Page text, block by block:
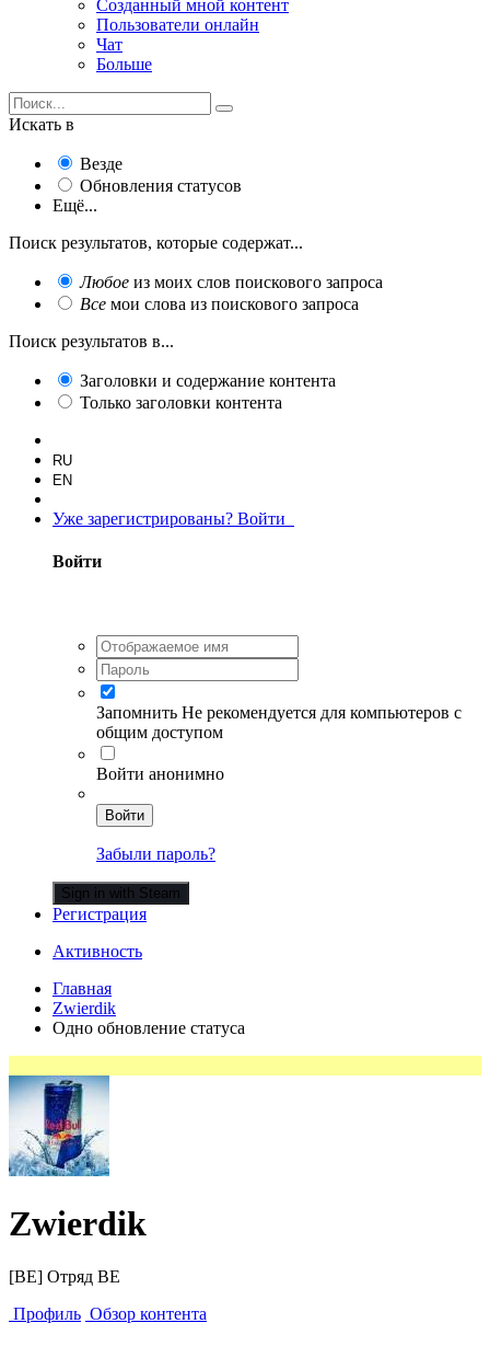
Созданный мной контент
Пользователи онлайн
Чат
Больше
Искать в
Везде
Обновления статусов
Ещё...
Поиск результатов, которые содержат...
Любое из моих слов поискового запроса
Все мои слова из поискового запроса
Поиск результатов в...
Заголовки и содержание контента
Только заголовки контента
RU
EN
Уже зарегистрированы? Войти
Войти
Запомнить Не рекомендуется для компьютеров с
общим доступом
Войти анонимно
Войти
Забыли пароль?
Sign in with Steam
Регистрация
Активность
Главная
Zwierdik
Одно обновление статуса
Zwierdik
[BE] Отряд BE
Профиль Обзор контента